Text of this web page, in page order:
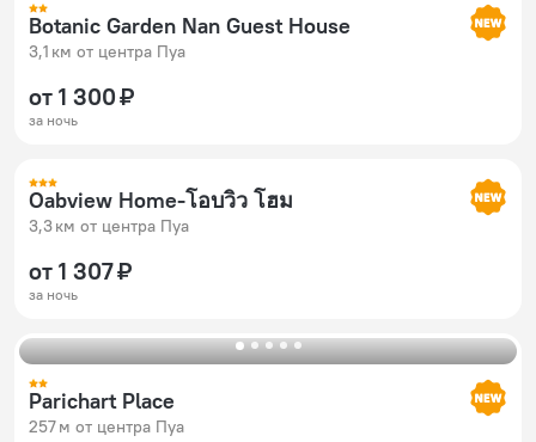
Botanic Garden Nan Guest House
3,1 км от центра Пуа
от 1 300 ₽
за ночь
Oabview Home-โอบวิว โฮม
3,3 км от центра Пуа
от 1 307 ₽
за ночь
Parichart Place
257 м от центра Пуа